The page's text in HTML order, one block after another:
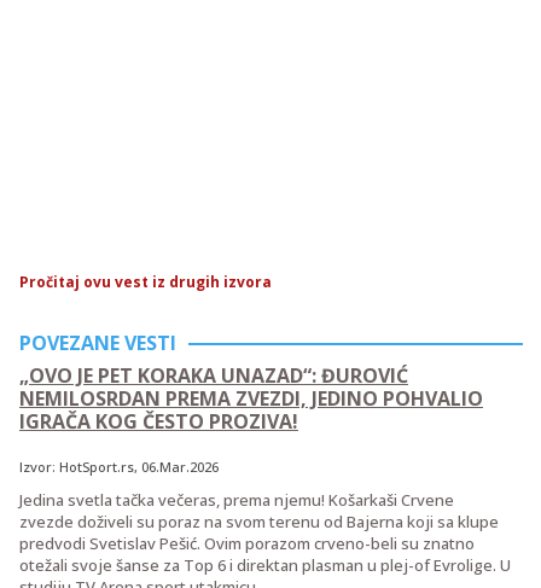
Pročitaj ovu vest iz drugih izvora
POVEZANE VESTI
„OVO JE PET KORAKA UNAZAD“: ĐUROVIĆ
NEMILOSRDAN PREMA ZVEZDI, JEDINO POHVALIO
IGRAČA KOG ČESTO PROZIVA!
Izvor: HotSport.rs, 06.Mar.2026
Jedina svetla tačka večeras, prema njemu! Košarkaši Crvene
zvezde doživeli su poraz na svom terenu od Bajerna koji sa klupe
predvodi Svetislav Pešić. Ovim porazom crveno-beli su znatno
otežali svoje šanse za Top 6 i direktan plasman u plej-of Evrolige. U